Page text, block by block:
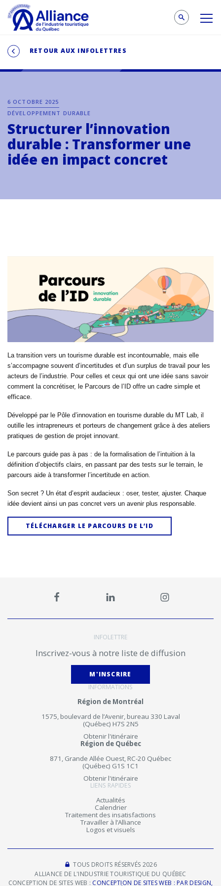
RETOUR AUX INFOLETTRES
6 OCTOBRE 2025
DÉVELOPPEMENT DURABLE
Structurer l’innovation
durable : Transformer une
idée en impact concret
La transition vers un tourisme durable est incontournable, mais elle
s’accompagne souvent d’incertitudes et d’un surplus de travail pour les
acteurs de l’industrie. Pour celles et ceux qui ont une idée sans savoir
comment la concrétiser, le Parcours de l’ID offre un cadre simple et
efficace.
Développé par le Pôle d’innovation en tourisme durable du MT Lab, il
outille les intrapreneurs et porteurs de changement grâce à des ateliers
pratiques de gestion de projet innovant.
Le parcours guide pas à pas : de la formalisation de l’intuition à la
définition d’objectifs clairs, en passant par des tests sur le terrain, le
parcours aide à transformer l’incertitude en action.
Son secret ? Un état d’esprit audacieux : oser, tester, ajuster. Chaque
idée devient ainsi un pas concret vers un avenir plus responsable.
TÉLÉCHARGER LE PARCOURS DE L’ID
INFOLETTRE
Inscrivez-vous à notre liste de diffusion
M'INSCRIRE
INFORMATIONS
Région de Montréal
1575, boulevard de l’Avenir, bureau 330 Laval
(Québec) H7S 2N5
Obtenir l'itinéraire
Région de Québec
871, Grande Allée Ouest, RC-20 Québec
(Québec) G1S 1C1
Obtenir l'itinéraire
LIENS RAPIDES
Actualités
Calendrier
Traitement des insatisfactions
Travailler à l’Alliance
Logos et visuels
TOUS DROITS RÉSERVÉS 2026
ALLIANCE DE L'INDUSTRIE TOURISTIQUE DU QUÉBEC
CONCEPTION DE SITES WEB : CONCEPTION DE SITES WEB : PAR DESIGN,